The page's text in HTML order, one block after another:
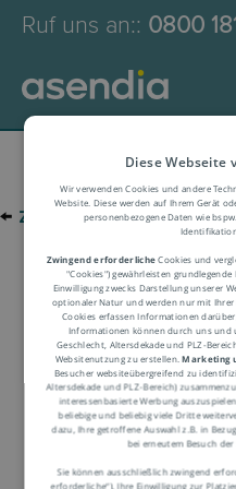
Ruf uns an:: 0800
← zur Glossar-Übersicht
Diese Webseite
Wir verwenden Cookies und andere
Website. Diese werden auf Ihrem Gerät
personenbezogene Daten wie
Zwingend erforderlicheCookies und
"Cookies") gewährleisten
Einwilligung zwecks Darstellung unserer
optionaler Natur und werden nur mit
Cookies erfassen Informationen
Informationen können durch uns und
Geschlecht, Altersdekade und PLZ-
Websitenutzung zu erstellen.Marketing
Besucher websiteübergreifend zu
Altersdekade und PLZ-Bereich)
interessenbasierte Werbung
beliebige und beliebig viele Dritte
dazu, Ihre getroffene Auswahl z.B. in
bei erneutem Besuch der
Sie können ausschließlich zwingend
erforderliche“), Ihre Einwilligung zur